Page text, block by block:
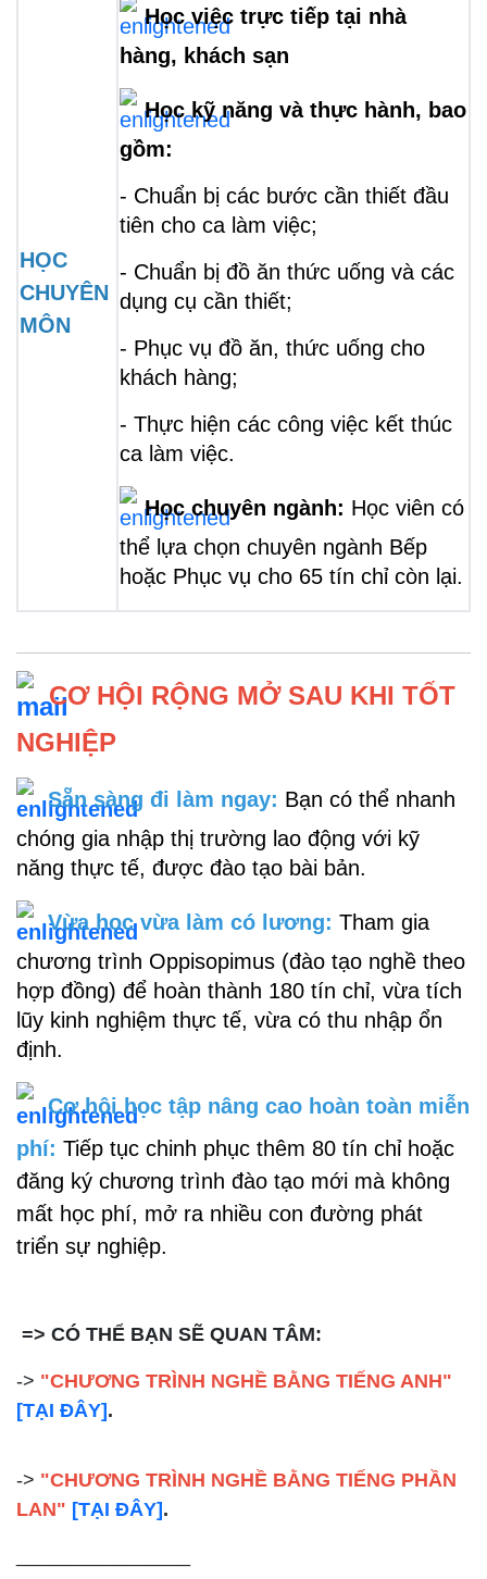
HỌC
CHUYÊN
MÔN
Học việc trực tiếp tại nhà
hàng, khách sạn
Học kỹ năng và thực hành, bao
gồm:
- Chuẩn bị các bước cần thiết đầu
tiên cho ca làm việc;
- Chuẩn bị đồ ăn thức uống và các
dụng cụ cần thiết;
- Phục vụ đồ ăn, thức uống cho
khách hàng;
- Thực hiện các công việc kết thúc
ca làm việc.
Học chuyên ngành: Học viên có
thể lựa chọn chuyên ngành Bếp
hoặc Phục vụ cho 65 tín chỉ còn lại.
CƠ HỘI RỘNG MỞ SAU KHI TỐT
NGHIỆP
Sẵn sàng đi làm ngay: Bạn có thể nhanh
chóng gia nhập thị trường lao động với kỹ
năng thực tế, được đào tạo bài bản.
Vừa học vừa làm có lương: Tham gia
chương trình Oppisopimus (đào tạo nghề theo
hợp đồng) để hoàn thành 180 tín chỉ, vừa tích
lũy kinh nghiệm thực tế, vừa có thu nhập ổn
định.
Cơ hội học tập nâng cao hoàn toàn miễn
phí: Tiếp tục chinh phục thêm 80 tín chỉ hoặc
đăng ký chương trình đào tạo mới mà không
mất học phí, mở ra nhiều con đường phát
triển sự nghiệp.
=> CÓ THỂ BẠN SẼ QUAN TÂM:
-> "CHƯƠNG TRÌNH NGHỀ BẰNG TIẾNG ANH"
[TẠI ĐÂY] .
-> "CHƯƠNG TRÌNH NGHỀ BẰNG TIẾNG PHẦN
LAN" [TẠI ĐÂY] .